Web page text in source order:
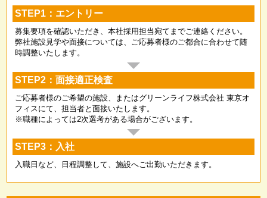
STEP1：エントリー
募集要項を確認いただき、本社採用担当宛てまでご連絡ください。
弊社施設見学や面接については、ご応募者様のご都合に合わせて随
時調整いたします。
STEP2：面接適正検査
ご応募者様のご希望の施設、またはグリーンライフ株式会社 東京オ
フィスにて、担当者と面接いたします。
※職種によっては2次選考がある場合がございます。
STEP3：入社
入職日など、日程調整して、施設へご出勤いただきます。